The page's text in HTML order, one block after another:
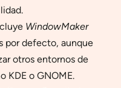
WindowMaker
por defecto, aunque
otros entornos de
KDE o GNOME.